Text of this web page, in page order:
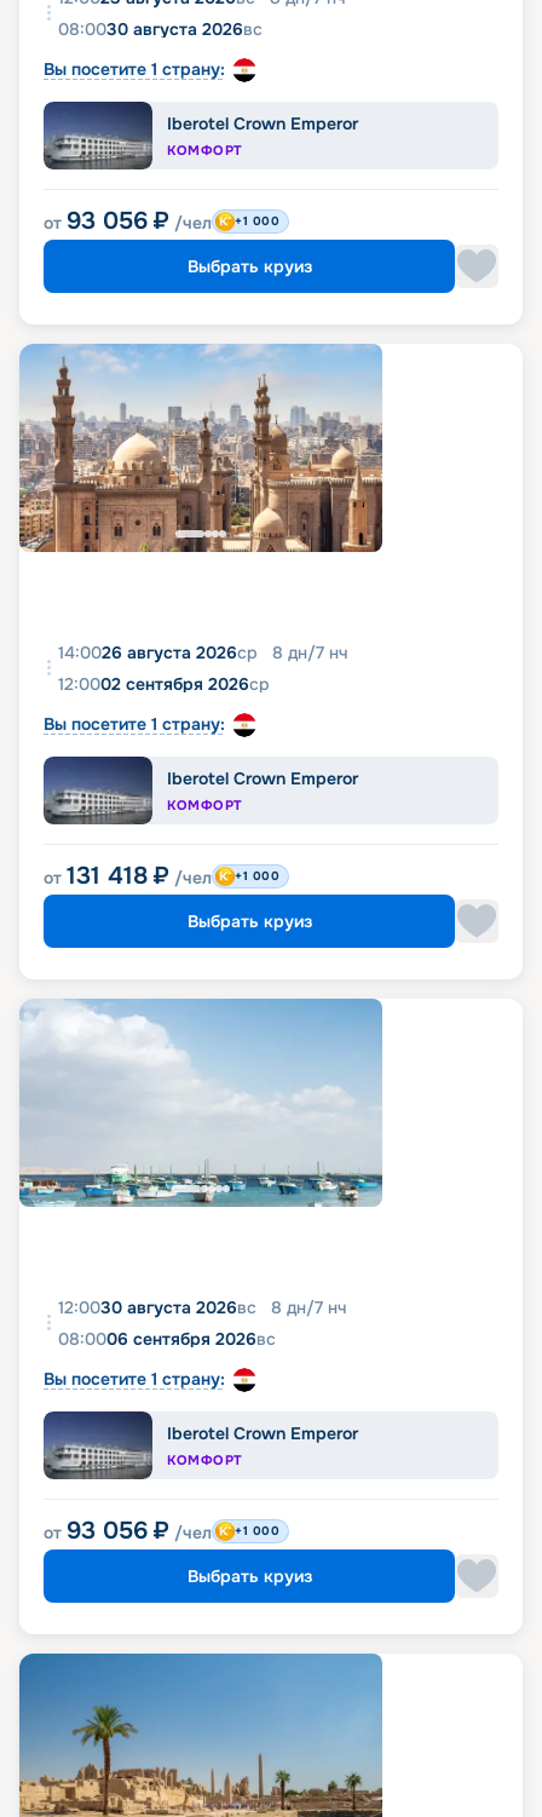
08:0030 августа 2026вс
Вы посетите 1 страну:
Iberotel Crown Emperor
КОМФОРТ
от 93 056 ₽ /чел +1 000
Выбрать круиз
14:0026 августа 2026ср 8 дн/7 нч
12:0002 сентября 2026ср
Вы посетите 1 страну:
Iberotel Crown Emperor
КОМФОРТ
от 131 418 ₽ /чел +1 000
Выбрать круиз
12:0030 августа 2026вс 8 дн/7 нч
08:0006 сентября 2026вс
Вы посетите 1 страну:
Iberotel Crown Emperor
КОМФОРТ
от 93 056 ₽ /чел +1 000
Выбрать круиз